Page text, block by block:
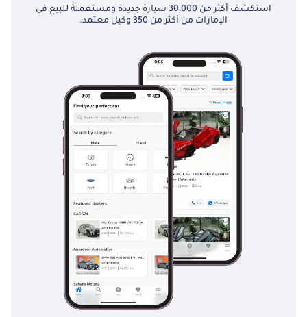
استكشف أكثر من 30،000 سيارة جديدة ومستعملة للبيع في
الإمارات من أكثر من 350 وكيل معتمد.